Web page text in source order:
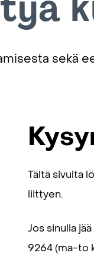
sekä
Tältä sivulta
liittyen.
Jos sinulla
9264 (ma-to